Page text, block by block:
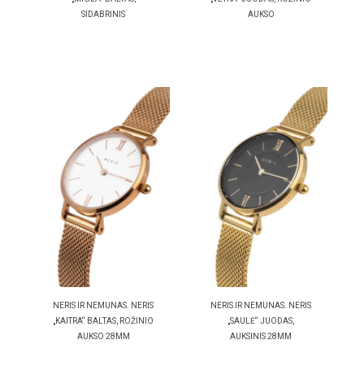
SIDABRINIS
AUKSO
NERIS IR NEMUNAS. NERIS
„KAITRA“ BALTAS, ROŽINIO
AUKSO 28MM
NERIS IR NEMUNAS. NERIS
„SAULĖ“ JUODAS,
AUKSINIS 28MM